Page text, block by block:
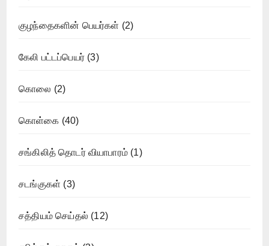
குழந்தைகளின் பெயர்கள் (2)
கேலி பட்டப்பெயர் (3)
கொலை (2)
கொள்கை (40)
சங்கிலித் தொடர் வியாபாரம் (1)
சடங்குகள் (3)
சத்தியம் செய்தல் (12)